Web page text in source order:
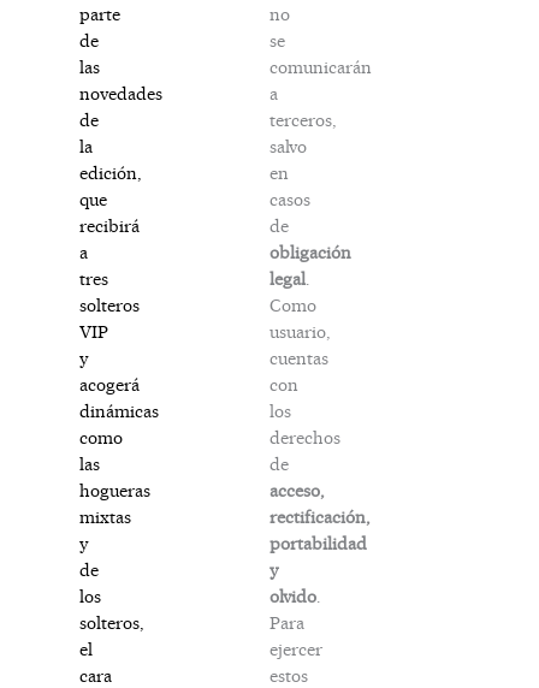
parte
de
las
novedades
de
la
edición,
que
recibirá
a
tres
solteros
VIP
y
acogerá
dinámicas
como
las
hogueras
mixtas
y
de
los
solteros,
el
cara
no
se
comunicarán
a
terceros,
salvo
en
casos
de
obligación
legal.
Como
usuario,
cuentas
con
los
derechos
de
acceso,
rectificación,
portabilidad
y
olvido.
Para
ejercer
estos